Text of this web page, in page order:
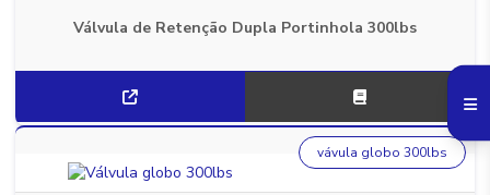
Válvula de Retenção Dupla Portinhola 300lbs
vávula globo 300lbs